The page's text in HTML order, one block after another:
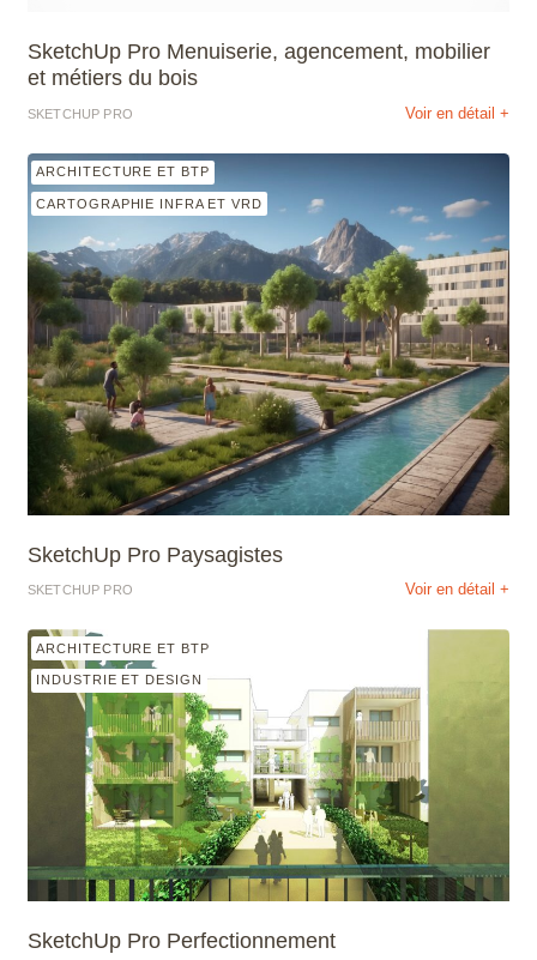
SketchUp Pro Menuiserie, agencement, mobilier
et métiers du bois
SKETCHUP PRO Voir en détail +
ARCHITECTURE ET BTP
CARTOGRAPHIE INFRA ET VRD
SketchUp Pro Paysagistes
SKETCHUP PRO Voir en détail +
ARCHITECTURE ET BTP
INDUSTRIE ET DESIGN
SketchUp Pro Perfectionnement